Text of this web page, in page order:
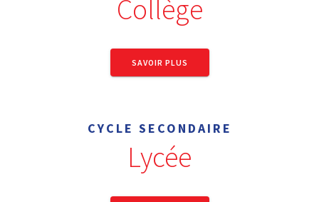
Collège
SAVOIR PLUS
CYCLE SECONDAIRE
Lycée